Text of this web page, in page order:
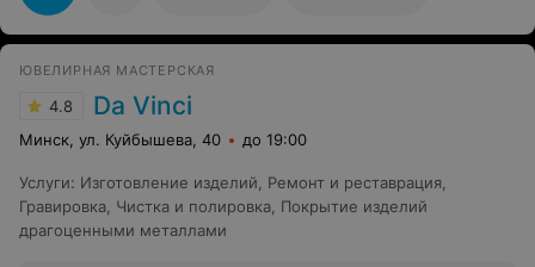
ЮВЕЛИРНАЯ МАСТЕРСКАЯ
4.8 Da Vinci
Минск, ул. Куйбышева, 40 до 19:00
Услуги: Изготовление изделий, Ремонт и реставрация,
Гравировка, Чистка и полировка, Покрытие изделий
драгоценными металлами